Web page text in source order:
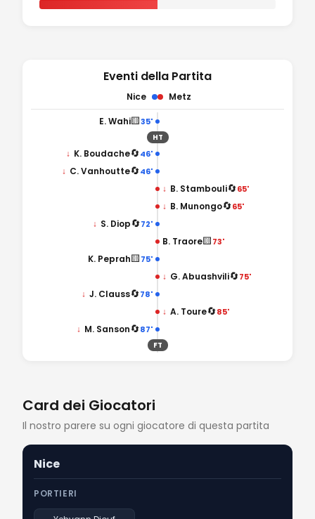
Eventi della Partita
Nice Metz
35'
🟨
E. Wahi
HT
46'
🔄
↓ K. Boudache
46'
🔄
↓ C. Vanhoutte
↓ B. Stambouli🔄65'
↓ B. Munongo🔄65'
72'
🔄
↓ S. Diop
B. Traore🟨73'
75'
🟨
K. Peprah
↓ G. Abuashvili🔄75'
78'
🔄
↓ J. Clauss
↓ A. Toure🔄85'
87'
🔄
↓ M. Sanson
FT
Card dei Giocatori
Il nostro parere su ogni giocatore di questa partita
Nice
PORTIERI